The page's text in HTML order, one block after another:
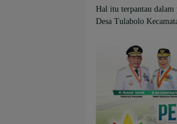
Hal itu terpantau
Desa Tulabolo